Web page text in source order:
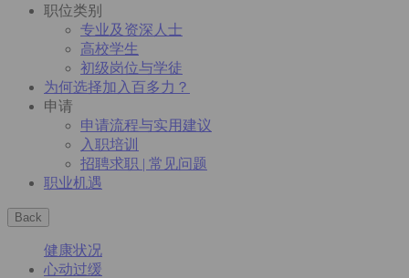
职位类别
专业及资深人士
高校学生
初级岗位与学徒
为何选择加入百多力？
申请
申请流程与实用建议
入职培训
招聘求职 | 常见问题
职业机遇
Back
健康状况
心动过缓